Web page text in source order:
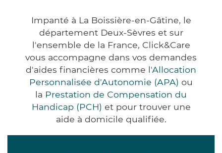
Impanté à La Boissière-en-Gâtine, le
département Deux-Sèvres et sur
l'ensemble de la France, Click&Care
vous accompagne dans vos demandes
d'aides financières comme l'Allocation
Personnalisée d'Autonomie (APA) ou
la Prestation de Compensation du
Handicap (PCH) et pour trouver une
aide à domicile qualifiée.